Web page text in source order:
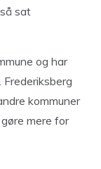
sat
og har
kommuner
mere for